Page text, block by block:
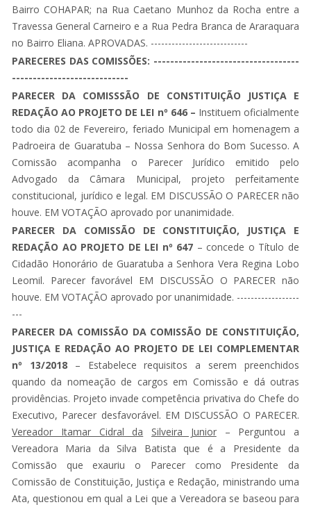
Bairro COHAPAR; na Rua Caetano Munhoz da Rocha entre a
Travessa General Carneiro e a Rua Pedra Branca de Araraquara
no Bairro Eliana. APROVADAS. ----------------------------
PARECERES DAS COMISSÕES: -----------------------------------
----------------------------
PARECER DA COMISSSÃO DE CONSTITUIÇÃO JUSTIÇA E
REDAÇÃO AO PROJETO DE LEI nº 646 – Instituem oficialmente
todo dia 02 de Fevereiro, feriado Municipal em homenagem a
Padroeira de Guaratuba – Nossa Senhora do Bom Sucesso. A
Comissão acompanha o Parecer Jurídico emitido pelo
Advogado da Câmara Municipal, projeto perfeitamente
constitucional, jurídico e legal. EM DISCUSSÃO O PARECER não
houve. EM VOTAÇÃO aprovado por unanimidade.
PARECER DA COMISSÃO DE CONSTITUIÇÃO, JUSTIÇA E
REDAÇÃO AO PROJETO DE LEI nº 647 – concede o Título de
Cidadão Honorário de Guaratuba a Senhora Vera Regina Lobo
Leomil. Parecer favorável EM DISCUSSÃO O PARECER não
houve. EM VOTAÇÃO aprovado por unanimidade. ------------------
---
PARECER DA COMISSÃO DA COMISSÃO DE CONSTITUIÇÃO,
JUSTIÇA E REDAÇÃO AO PROJETO DE LEI COMPLEMENTAR
nº 13/2018– Estabelece requisitos a serem preenchidos
quando da nomeação de cargos em Comissão e dá outras
providências. Projeto invade competência privativa do Chefe do
Executivo, Parecer desfavorável. EM DISCUSSÃO O PARECER.
Vereador Itamar Cidral da
Silveira Junior– Perguntou a
Vereadora Maria da Silva Batista que é a Presidente da
Comissão que exauriu o Parecer como Presidente da
Comissão de Constituição, Justiça e Redação, ministrando uma
Ata, questionou em qual a Lei que a Vereadora se baseou para